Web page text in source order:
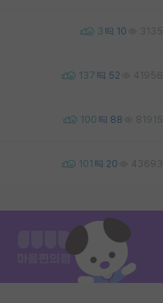
3 10 3135
137 52 41956
100 88 81915
101 20 43693